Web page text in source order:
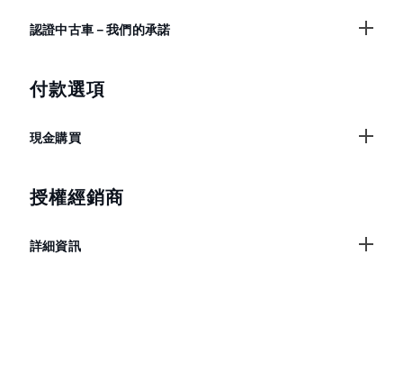
認證中古車－我們的承諾
付款選項
現金購買
授權經銷商
詳細資訊